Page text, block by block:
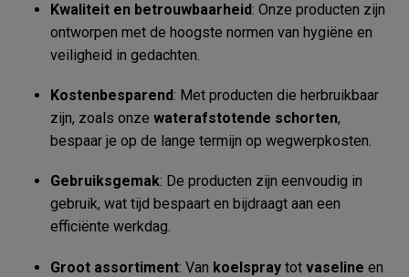
Kwaliteit en betrouwbaarheid: Onze producten zijn
ontworpen met de hoogste normen van hygiëne en
veiligheid in gedachten.
Kostenbesparend: Met producten die herbruikbaar
zijn, zoals onze waterafstotende schorten,
bespaar je op de lange termijn op wegwerpkosten.
Gebruiksgemak: De producten zijn eenvoudig in
gebruik, wat tijd bespaart en bijdraagt aan een
efficiënte werkdag.
Groot assortiment: Van koelspray tot vaseline en